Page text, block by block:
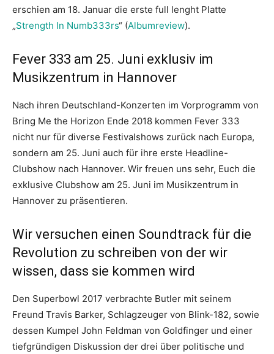
erschien am 18. Januar die erste full lenght Platte
„Strength In Numb333rs“ (Albumreview).
Fever 333 am 25. Juni exklusiv im
Musikzentrum in Hannover
Nach ihren Deutschland-Konzerten im Vorprogramm von
Bring Me the Horizon Ende 2018 kommen Fever 333
nicht nur für diverse Festivalshows zurück nach Europa,
sondern am 25. Juni auch für ihre erste Headline-
Clubshow nach Hannover. Wir freuen uns sehr, Euch die
exklusive Clubshow am 25. Juni im Musikzentrum in
Hannover zu präsentieren.
Wir versuchen einen Soundtrack für die
Revolution zu schreiben von der wir
wissen, dass sie kommen wird
Den Superbowl 2017 verbrachte Butler mit seinem
Freund Travis Barker, Schlagzeuger von Blink-182, sowie
dessen Kumpel John Feldman von Goldfinger und einer
tiefgründigen Diskussion der drei über politische und